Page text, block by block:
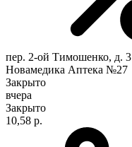
пер. 2-ой Тимошенко, д. 3
Новамедика Аптека №27
Закрыто
вчера
Закрыто
10,58 р.